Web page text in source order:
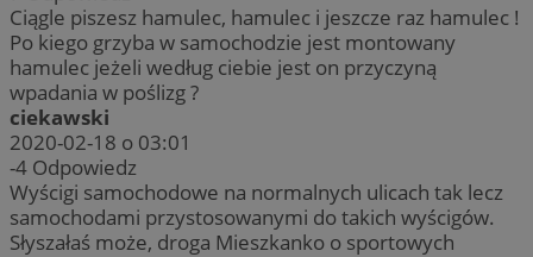
Ciągle piszesz hamulec, hamulec i jeszcze raz hamulec !
Po kiego grzyba w samochodzie jest montowany
hamulec jeżeli według ciebie jest on przyczyną
wpadania w poślizg ?
ciekawski
2020-02-18 o 03:01
-4 Odpowiedz
Wyścigi samochodowe na normalnych ulicach tak lecz
samochodami przystosowanymi do takich wyścigów.
Słyszałaś może, droga Mieszkanko o sportowych